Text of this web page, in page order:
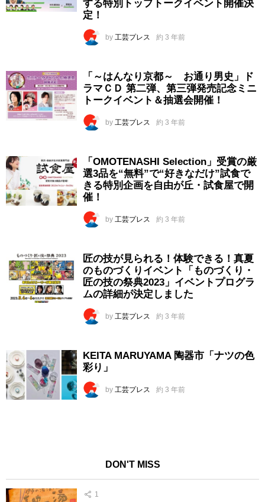
する特別トップトークイベント開催決
定！
by 工芸プレス 約 3 年前
「～はんなり京都～ お通り男史」ド
ラマＣＤ 第二弾、第三弾発売記念ミニ
トークイベント＆抽選会開催！
by 工芸プレス 約 3 年前
「OMOTENASHI Selection」受賞の厳
選3品を“無料”で“好きなだけ”試食で
きる特別企画を自由が丘・試食屋で開
催！
by 工芸プレス 約 3 年前
匠の技が見られる！体験できる！真夏
のものづくりイベント「ものづくり・
匠の技の祭典2023」イベントプログラ
ムの詳細が決定しました
by 工芸プレス 約 3 年前
KEITA MARUYAMA 陶器市「ナツの色
彩り」
by 工芸プレス 約 3 年前
DON'T MISS
1